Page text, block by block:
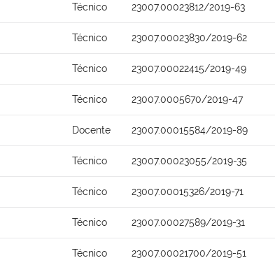
Técnico 23007.00023812/2019-63
Técnico 23007.00023830/2019-62
Técnico 23007.00022415/2019-49
Técnico 23007.0005670/2019-47
Docente 23007.00015584/2019-89
Técnico 23007.00023055/2019-35
Técnico 23007.00015326/2019-71
Técnico 23007.00027589/2019-31
Técnico 23007.00021700/2019-51